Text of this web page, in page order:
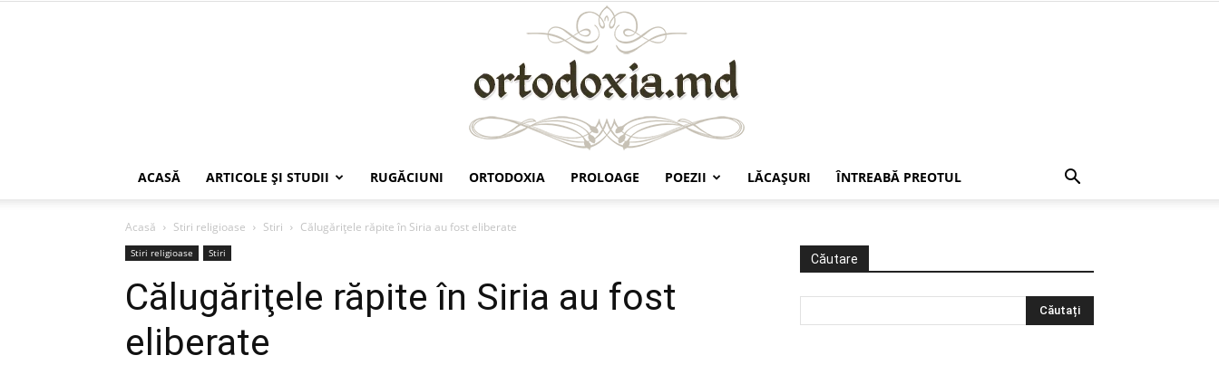
ACASĂ ARTICOLE ŞI STUDII RUGĂCIUNI ORTODOXIA PROLOAGE POEZII LĂCAŞURI ÎNTREABĂ PREOTUL
Acasă Stiri religioase Stiri Călugăriţele răpite în Siria au fost eliberate
Stiri religioase Stiri
Călugăriţele răpite în Siria au fost
eliberate
Căutare